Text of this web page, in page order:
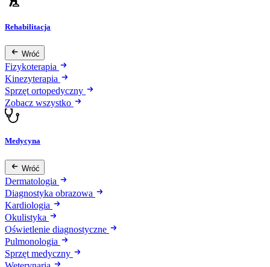
Rehabilitacja
Wróć
Fizykoterapia
Kinezyterapia
Sprzęt ortopedyczny
Zobacz wszystko
Medycyna
Wróć
Dermatologia
Diagnostyka obrazowa
Kardiologia
Okulistyka
Oświetlenie diagnostyczne
Pulmonologia
Sprzęt medyczny